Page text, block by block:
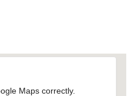
Maps correctly.